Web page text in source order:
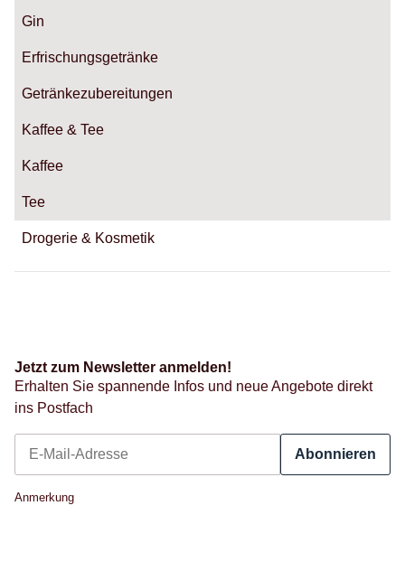
Gin
Erfrischungsgetränke
Getränkezubereitungen
Kaffee & Tee
Kaffee
Tee
Drogerie & Kosmetik
Jetzt zum Newsletter anmelden!
Erhalten Sie spannende Infos und neue Angebote direkt
ins Postfach
Abonnieren
Anmerkung